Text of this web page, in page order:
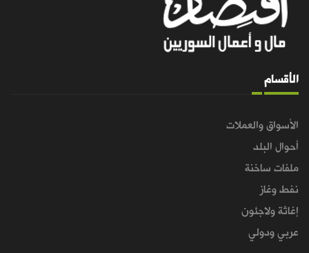
الأقسام
الأسواق والعملات
أحوال البلد
ملفات ساخنة
نفط وغاز
إغاثة ولاجئون
عربي ودولي